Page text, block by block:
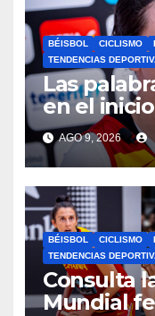
BÉISBOL CICLISMO
TENDENCIAS
Las
en el
para el
AGO 9, 2026
BÉISBOL CICLISMO
TENDENCIAS
Consulta
Mundial